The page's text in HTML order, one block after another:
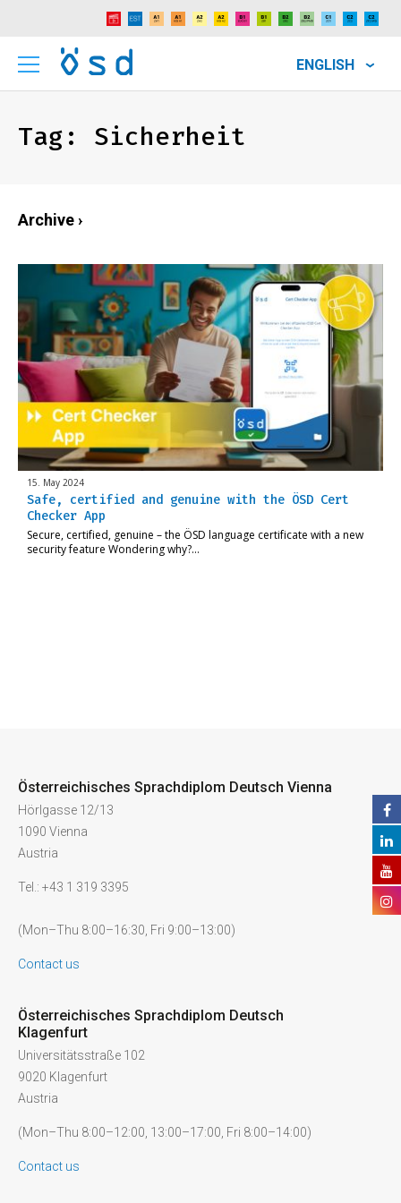
ENGLISH
Tag: Sicherheit
Archive
15. May 2024
Safe, certified and genuine with the ÖSD Cert
Checker App
Secure, certified, genuine – the ÖSD language certificate with a new
security feature Wondering why?…
Österreichisches Sprachdiplom Deutsch Vienna
Hörlgasse 12/13
1090 Vienna
Austria
Tel.: +43 1 319 3395
(Mon–Thu 8:00–16:30, Fri 9:00–13:00)
Contact us
Österreichisches Sprachdiplom Deutsch
Klagenfurt
Universitätsstraße 102
9020 Klagenfurt
Austria
(Mon–Thu 8:00–12:00, 13:00–17:00, Fri 8:00–14:00)
Contact us